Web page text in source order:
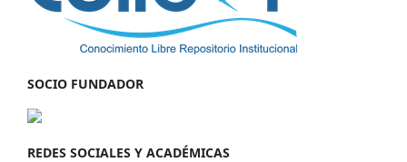
SOCIO FUNDADOR
REDES SOCIALES Y ACADÉMICAS